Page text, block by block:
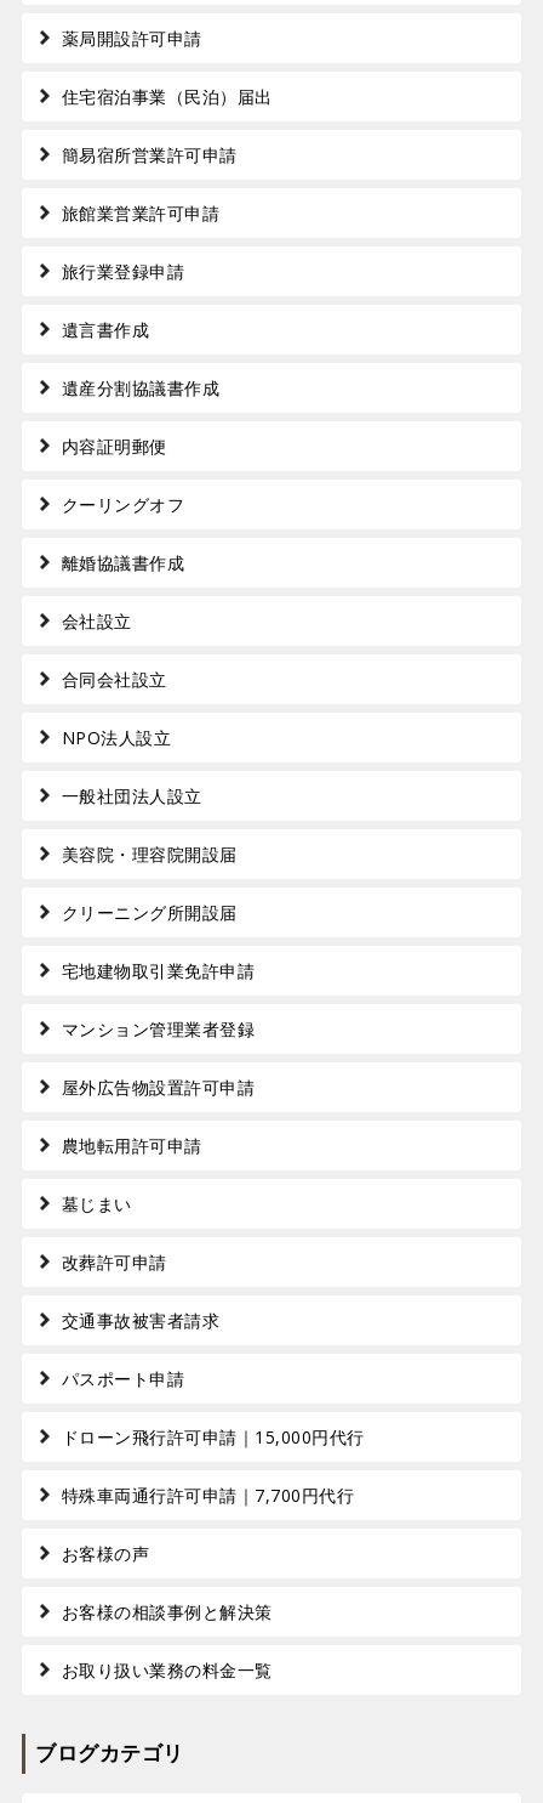
薬局開設許可申請
住宅宿泊事業（民泊）届出
簡易宿所営業許可申請
旅館業営業許可申請
旅行業登録申請
遺言書作成
遺産分割協議書作成
内容証明郵便
クーリングオフ
離婚協議書作成
会社設立
合同会社設立
NPO法人設立
一般社団法人設立
美容院・理容院開設届
クリーニング所開設届
宅地建物取引業免許申請
マンション管理業者登録
屋外広告物設置許可申請
農地転用許可申請
墓じまい
改葬許可申請
交通事故被害者請求
パスポート申請
ドローン飛行許可申請｜15,000円代行
特殊車両通行許可申請｜7,700円代行
お客様の声
お客様の相談事例と解決策
お取り扱い業務の料金一覧
ブログカテゴリ